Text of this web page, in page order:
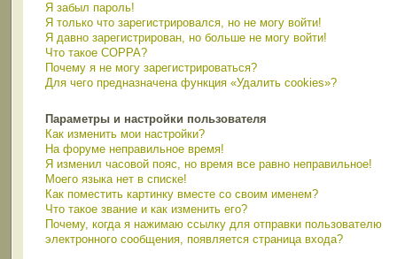
Я забыл пароль!
Я только что зарегистрировался, но не могу войти!
Я давно зарегистрирован, но больше не могу войти!
Что такое COPPA?
Почему я не могу зарегистрироваться?
Для чего предназначена функция «Удалить cookies»?
Параметры и настройки пользователя
Как изменить мои настройки?
На форуме неправильное время!
Я изменил часовой пояс, но время все равно неправильное!
Моего языка нет в списке!
Как поместить картинку вместе со своим именем?
Что такое звание и как изменить его?
Почему, когда я нажимаю ссылку для отправки пользователю
электронного сообщения, появляется страница входа?